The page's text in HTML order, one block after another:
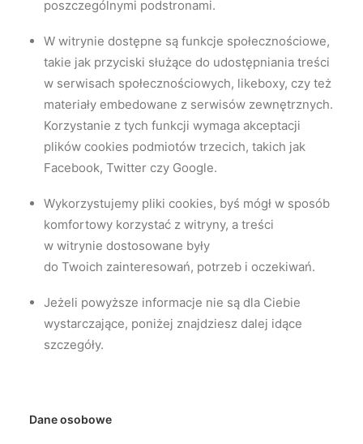
poszczególnymi podstronami.
W witrynie dostępne są funkcje społecznościowe,
takie jak przyciski służące do udostępniania treści
w serwisach społecznościowych, likeboxy, czy też
materiały embedowane z serwisów zewnętrznych.
Korzystanie z tych funkcji wymaga akceptacji
plików cookies podmiotów trzecich, takich jak
Facebook, Twitter czy Google.
Wykorzystujemy pliki cookies, byś mógł w sposób
komfortowy korzystać z witryny, a treści
w witrynie dostosowane były
do Twoich zainteresowań, potrzeb i oczekiwań.
Jeżeli powyższe informacje nie są dla Ciebie
wystarczające, poniżej znajdziesz dalej idące
szczegóły.
Dane osobowe